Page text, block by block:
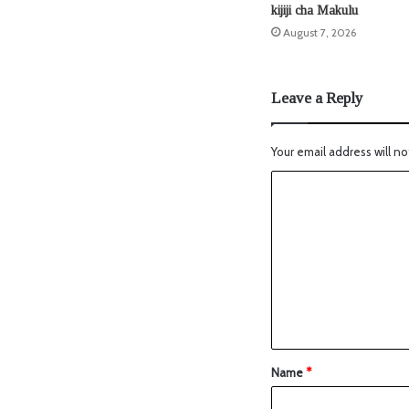
kijiji cha Makulu
August 7, 2026
Leave a Reply
Your email address will
Name*